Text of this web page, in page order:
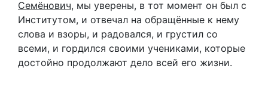
Семёнович, мы уверены, в тот момент он был с
Институтом, и отвечал на обращённые к нему
слова и взоры, и радовался, и грустил со
всеми, и гордился своими учениками, которые
достойно продолжают дело всей его жизни.